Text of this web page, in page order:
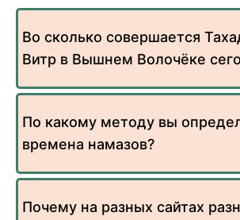
Во сколько совершается
Витр в Вышнем Волочёке
По какому методу вы
времена намазов?
Почему на разных сайтах